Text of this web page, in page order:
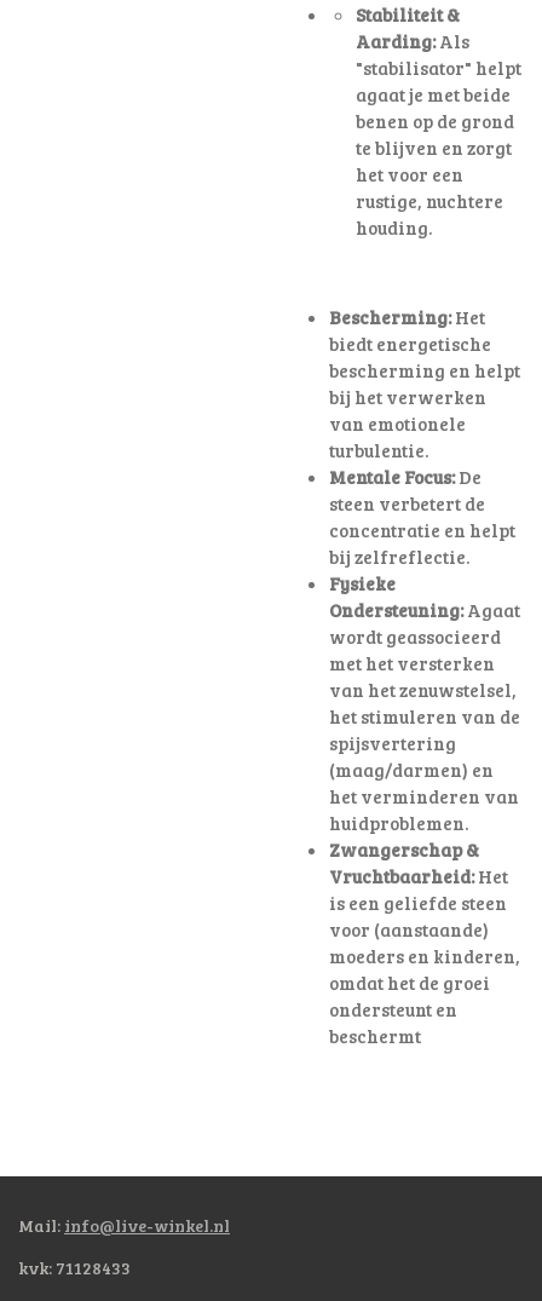
Stabiliteit &
Aarding:Als
"stabilisator" helpt
agaat je met beide
benen op de grond
te blijven en zorgt
het voor een
rustige, nuchtere
houding.
Bescherming:Het
biedt energetische
bescherming en helpt
bij het verwerken
van emotionele
turbulentie.
Mentale Focus:De
steen verbetert de
concentratie en helpt
bij zelfreflectie.
Fysieke
Ondersteuning:Agaat
wordt geassocieerd
met het versterken
van het zenuwstelsel,
het stimuleren van de
spijsvertering
(maag/darmen) en
het verminderen van
huidproblemen.
Zwangerschap &
Vruchtbaarheid:Het
is een geliefde steen
voor (aanstaande)
moeders en kinderen,
omdat het de groei
ondersteunt en
beschermt
Mail: info@live-winkel.nl
kvk: 71128433